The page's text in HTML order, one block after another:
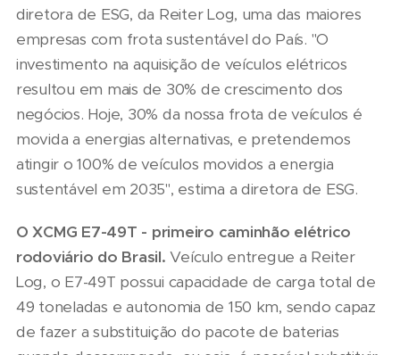
diretora de ESG, da Reiter Log, uma das maiores
empresas com frota sustentável do País. "O
investimento na aquisição de veículos elétricos
resultou em mais de 30% de crescimento dos
negócios. Hoje, 30% da nossa frota de veículos é
movida a energias alternativas, e pretendemos
atingir o 100% de veículos movidos a energia
sustentável em 2035", estima a diretora de ESG.
O XCMG E7-49T - primeiro caminhão elétrico
rodoviário do Brasil.Veículo entregue a Reiter
Log, o E7-49T possui capacidade de carga total de
49 toneladas e autonomia de 150 km, sendo capaz
de fazer a substituição do pacote de baterias